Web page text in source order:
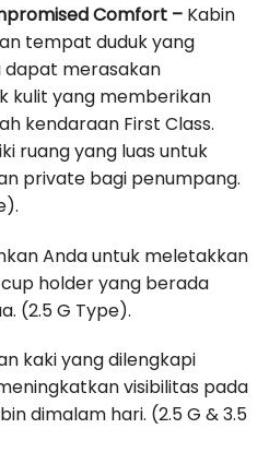
Comfort – Kabin
tempat duduk yang
dapat merasakan
kulit yang memberikan
kendaraan First Class.
ruang yang luas untuk
private bagi penumpang.
Anda untuk meletakkan
holder yang berada
(2.5 G Type).
kaki yang dilengkapi
visibilitas pada
dimalam hari. (2.5 G & 3.5